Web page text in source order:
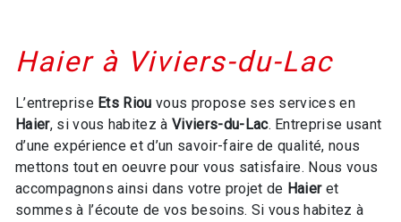
Haier à Viviers-du-Lac
L’entreprise Ets Riou vous propose ses services en
Haier, si vous habitez àViviers-du-Lac. Entreprise usant
d’une expérience et d’un savoir-faire de qualité, nous
mettons tout en oeuvre pour vous satisfaire. Nous vous
accompagnons ainsi dans votre projet de Haieret
sommes à l’écoute de vos besoins. Si vous habitez à